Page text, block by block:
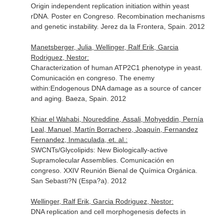
Origin independent replication initiation within yeast
rDNA. Poster en Congreso. Recombination mechanisms
and genetic instability. Jerez da la Frontera, Spain. 2012
Manetsberger, Julia, Wellinger, Ralf Erik, Garcia
Rodriguez, Nestor:
Characterization of human ATP2C1 phenotype in yeast.
Comunicación en congreso. The enemy
within:Endogenous DNA damage as a source of cancer
and aging. Baeza, Spain. 2012
Khiar el Wahabi, Noureddine, Assali, Mohyeddin, Pernía
Leal, Manuel, Martín Borrachero, Joaquín, Fernandez
Fernandez, Inmaculada, et. al.:
SWCNTs/Glycolipids: New Biologically-active
Supramolecular Assemblies. Comunicación en
congreso. XXIV Reunión Bienal de Química Orgánica.
San Sebasti?N (Espa?a). 2012
Wellinger, Ralf Erik, Garcia Rodriguez, Nestor:
DNA replication and cell morphogenesis defects in